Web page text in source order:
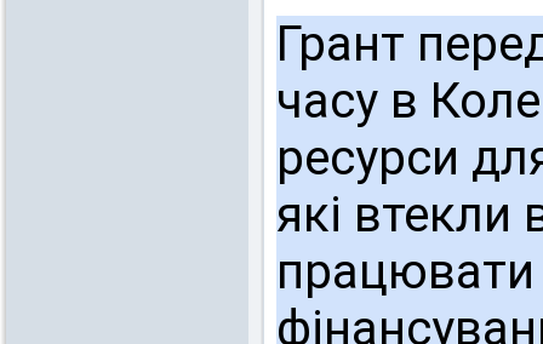
Грант
часу в
ресурси
які втекли
працювати